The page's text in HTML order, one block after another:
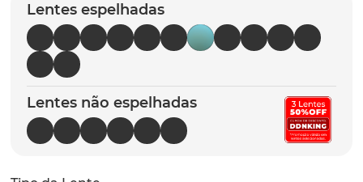
Lentes espelhadas
Lentes não espelhadas
5º chaves
6º t-shock
7º gasket
8º parafusos
9º latch